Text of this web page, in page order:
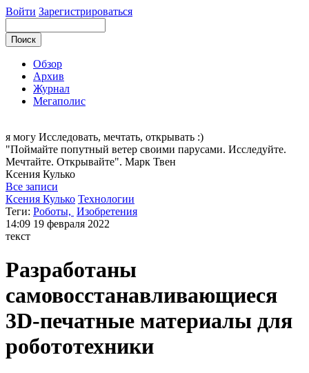
Войти Зарегистрироваться
Обзор
Архив
Журнал
Мегаполис
я могу Исследовать, мечтать, открывать :)
"Поймайте попутный ветер своими парусами. Исследуйте.
Мечтайте. Открывайте". Марк Твен
Ксения Кулько
Все записи
Ксения Кулько Технологии
Теги: Роботы, Изобретения
14:09 19 февраля 2022
текст
Разработаны
самовосстанавливающиеся
3D-печатные материалы для
робототехники